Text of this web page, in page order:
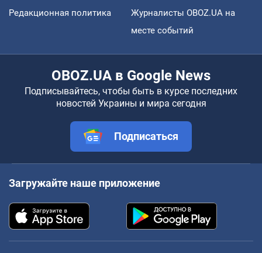
Редакционная политика
Журналисты OBOZ.UA на
месте событий
OBOZ.UA в Google News
Подписывайтесь, чтобы быть в курсе последних
новостей Украины и мира сегодня
Подписаться
Загружайте наше приложение